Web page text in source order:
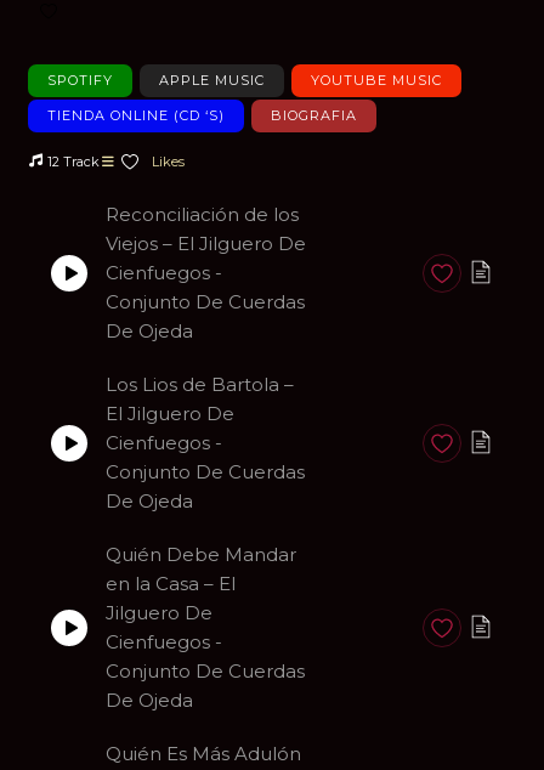
SPOTIFY APPLE MUSIC YOUTUBE MUSIC
TIENDA ONLINE (CD ‘S) BIOGRAFIA
12 Track Likes
Reconciliación de los
Viejos – El Jilguero De
Cienfuegos -
Conjunto De Cuerdas
De Ojeda
Anadir a
Los Lios de Bartola –
El Jilguero De
Cienfuegos -
Conjunto De Cuerdas
De Ojeda
Anadir a
Quién Debe Mandar
en la Casa – El
Jilguero De
Cienfuegos -
Conjunto De Cuerdas
De Ojeda
Anadir a
Quién Es Más Adulón